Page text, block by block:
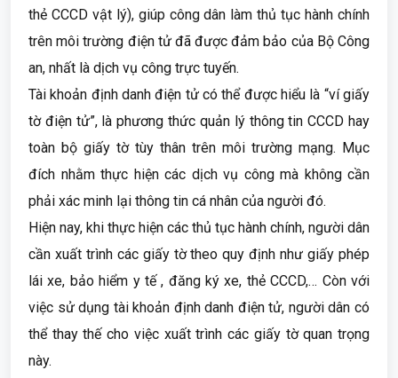
thẻ CCCD vật lý), giúp công dân làm thủ tục hành chính
trên môi trường điện tử đã được đảm bảo của Bộ Công
an, nhất là dịch vụ công trực tuyến.
Tài khoản định danh điện tử có thể được hiểu là “ví giấy
tờ điện tử”, là phương thức quản lý thông tin CCCD hay
toàn bộ giấy tờ tùy thân trên môi trường mạng. Mục
đích nhằm thực hiện các dịch vụ công mà không cần
phải xác minh lại thông tin cá nhân của người đó.
Hiện nay, khi thực hiện các thủ tục hành chính, người dân
cần xuất trình các giấy tờ theo quy định như giấy phép
lái xe, bảo hiểm y tế , đăng ký xe, thẻ CCCD,… Còn với
việc sử dụng tài khoản định danh điện tử, người dân có
thể thay thế cho việc xuất trình các giấy tờ quan trọng
này.